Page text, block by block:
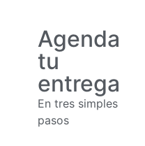
Agenda
tu
entrega
En tres simples
pasos